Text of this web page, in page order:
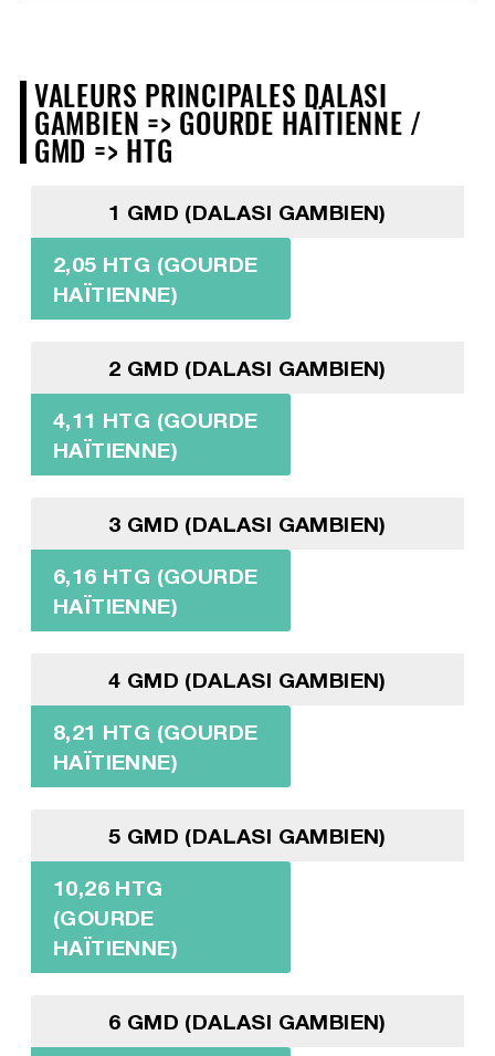
VALEURS PRINCIPALES DALASI
GAMBIEN => GOURDE HAÏTIENNE /
GMD => HTG
1 GMD (DALASI GAMBIEN)
2,05 HTG (GOURDE
HAÏTIENNE)
2 GMD (DALASI GAMBIEN)
4,11 HTG (GOURDE
HAÏTIENNE)
3 GMD (DALASI GAMBIEN)
6,16 HTG (GOURDE
HAÏTIENNE)
4 GMD (DALASI GAMBIEN)
8,21 HTG (GOURDE
HAÏTIENNE)
5 GMD (DALASI GAMBIEN)
10,26 HTG
(GOURDE
HAÏTIENNE)
6 GMD (DALASI GAMBIEN)